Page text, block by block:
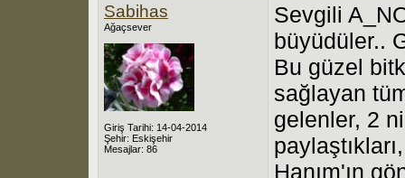
Sabihas
Ağaçsever
Giriş Tarihi: 14-04-2014
Şehir: Eskişehir
Mesajlar: 86
Sevgili
büyüdüler..
Bu güzel
sağlayan
gelenler, 2
Hanım'ın